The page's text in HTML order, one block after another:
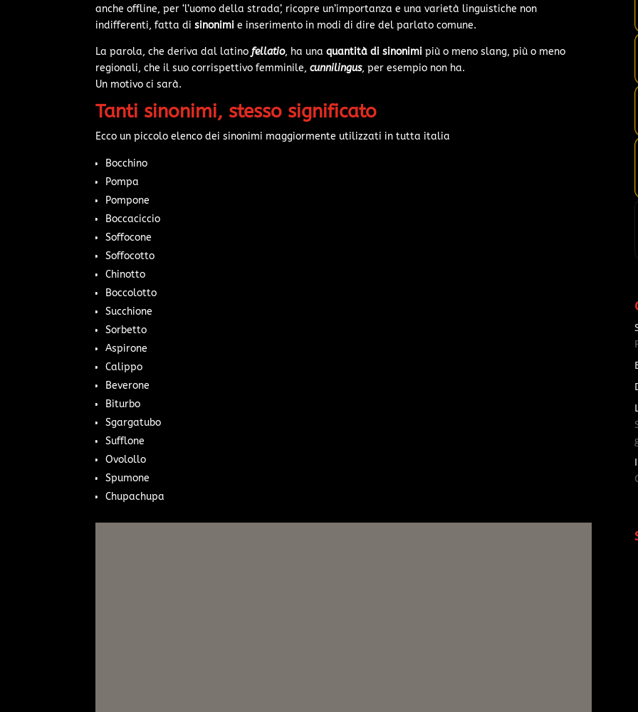
anche offline, per ‘l’uomo della strada’, ricopre un’importanza e una varietà linguistiche non
indifferenti, fatta disinonimi e inserimento in modi di dire del parlato comune.
La parola, che deriva dal latinofellatio, ha unaquantità di sinonimi più o meno slang, più o meno
regionali, che il suo corrispettivo femminile,cunnilingus, per esempio non ha.
Un motivo ci sarà.
Tanti sinonimi, stesso significato
Ecco un piccolo elenco dei sinonimi maggiormente utilizzati in tutta italia
Bocchino
Pompa
Pompone
Boccaciccio
Soffocone
Soffocotto
Chinotto
Boccolotto
Succhione
Sorbetto
Aspirone
Calippo
Beverone
Biturbo
Sgargatubo
Sufflone
Ovolollo
Spumone
Chupachupa